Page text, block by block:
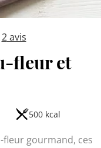
2avis
fleur et
500 kcal
gourmand, ces